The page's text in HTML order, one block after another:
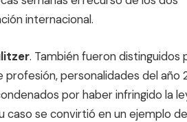
internacional.
. También fueron distinguidos
personalidades del año
por haber infringido la
caso se convirtió en un ejemplo